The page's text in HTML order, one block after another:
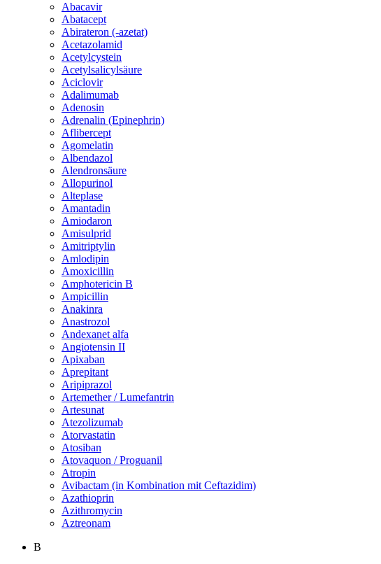
Abacavir
Abatacept
Abirateron (-azetat)
Acetazolamid
Acetylcystein
Acetylsalicylsäure
Aciclovir
Adalimumab
Adenosin
Adrenalin (Epinephrin)
Aflibercept
Agomelatin
Albendazol
Alendronsäure
Allopurinol
Alteplase
Amantadin
Amiodaron
Amisulprid
Amitriptylin
Amlodipin
Amoxicillin
Amphotericin B
Ampicillin
Anakinra
Anastrozol
Andexanet alfa
Angiotensin II
Apixaban
Aprepitant
Aripiprazol
Artemether / Lumefantrin
Artesunat
Atezolizumab
Atorvastatin
Atosiban
Atovaquon / Proguanil
Atropin
Avibactam (in Kombination mit Ceftazidim)
Azathioprin
Azithromycin
Aztreonam
B